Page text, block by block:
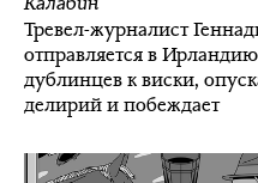
Тревел-журналист
отправляется в
дублинцев к виски,
делирий и побеждает